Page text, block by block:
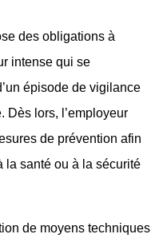
des obligations à
intense qui se
épisode de vigilance
Dès lors, l’employeur
de prévention afin
la santé ou à la sécurité
de moyens techniques